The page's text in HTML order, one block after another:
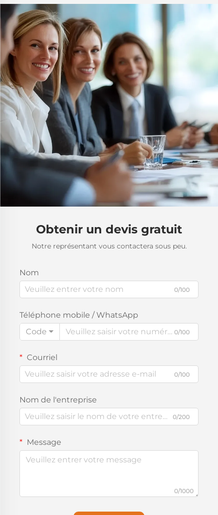
Obtenir un devis gratuit
Notre représentant vous contactera sous peu.
Nom
0/100
Téléphone mobile / WhatsApp
Code
0/100
Courriel
0/100
Nom de l'entreprise
0/200
Message
0/1000